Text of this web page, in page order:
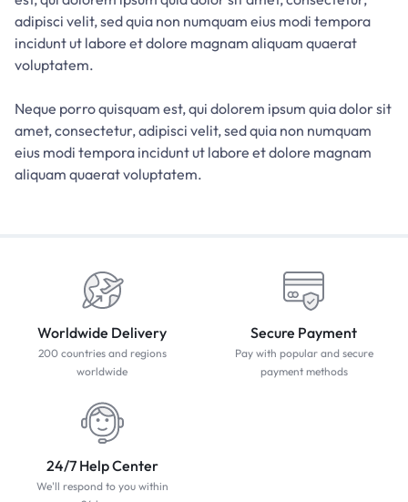
adipisci velit, sed quia non numquam eius modi tempora
incidunt ut labore et dolore magnam aliquam quaerat
voluptatem.
Neque porro quisquam est, qui dolorem ipsum quia dolor sit
amet, consectetur, adipisci velit, sed quia non numquam
eius modi tempora incidunt ut labore et dolore magnam
aliquam quaerat voluptatem.
Worldwide Delivery
200 countries and regions
worldwide
Secure Payment
Pay with popular and secure
payment methods
24/7 Help Center
We'll respond to you within